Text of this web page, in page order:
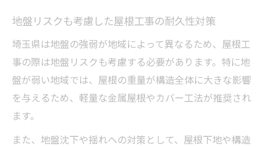
地盤リスクも考慮した屋根工事の耐久性対策
埼玉県は地盤の強弱が地域によって異なるため、屋根工
事の際は地盤リスクも考慮する必要があります。特に地
盤が弱い地域では、屋根の重量が構造全体に大きな影響
を与えるため、軽量な金属屋根やカバー工法が推奨され
ます。
また、地盤沈下や揺れへの対策として、屋根下地や構造